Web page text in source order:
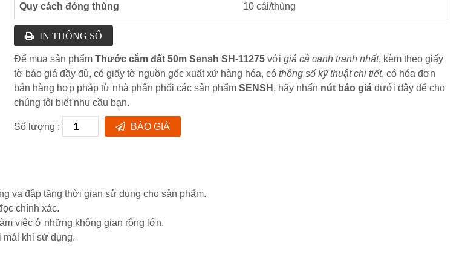
Quy cách đóng thùng 10 cái/thùng
IN THÔNG SỐ
Để mua sản phẩmThước cắm đất 50m Sensh SH-11275 vớigiá cả cạnh tranh nhất, kèm theo giấy
tờ báo giá đầy đủ, có giấy tờ nguồn gốc xuất xứ hàng hóa, cóthông số kỹ thuật chi tiết, có hóa đơn
bán hàng hợp pháp từ nhà phân phối các sản phẩmSENSH , hãy nhấn nút báo giá dưới đây để cho
chúng tôi biết nhu cầu bạn.
Số lượng : BÁO GIÁ
va đập tăng thời gian sử dụng cho sản phẩm.
chính xác.
việc ở những không gian rộng lớn.
mái khi sử dụng.